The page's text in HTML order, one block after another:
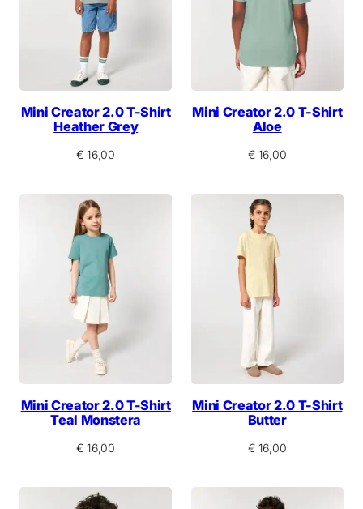
Mini Creator 2.0 T-Shirt
Heather Grey
€ 16,00
Mini Creator 2.0 T-Shirt
Aloe
€16,00
Mini Creator 2.0 T-Shirt
Teal Monstera
€ 16,00
Mini Creator 2.0 T-Shirt
Butter
€16,00